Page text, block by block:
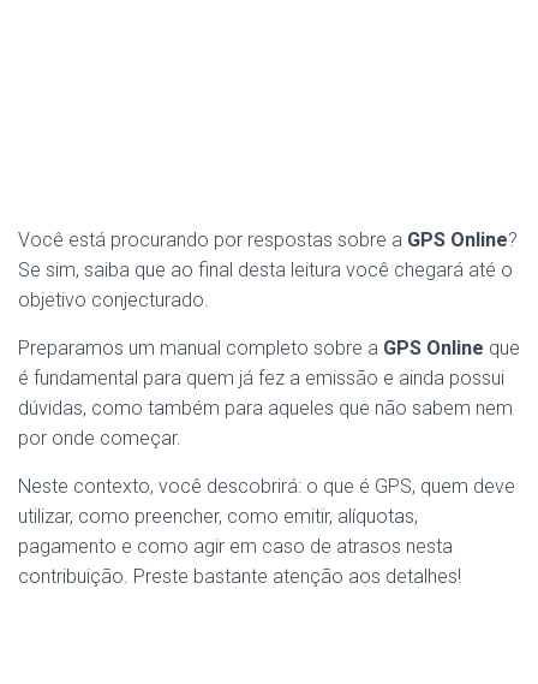
Você está procurando por respostas sobre a GPS Online?
Se sim, saiba que ao final desta leitura você chegará até o
objetivo conjecturado.
Preparamos um manual completo sobre a GPS Online que
é fundamental para quem já fez a emissão e ainda possui
dúvidas, como também para aqueles que não sabem nem
por onde começar.
Neste contexto, você descobrirá: o que é GPS, quem deve
utilizar, como preencher, como emitir, alíquotas,
pagamento e como agir em caso de atrasos nesta
contribuição. Preste bastante atenção aos detalhes!